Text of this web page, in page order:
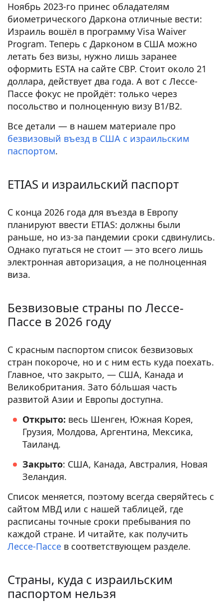
Ноябрь 2023-го принес обладателям
биометрического Даркона отличные вести:
Израиль вошёл в программу Visa Waiver
Program. Теперь с Дарконом в США можно
летать без визы, нужно лишь заранее
оформить ESTA на сайте CBP. Стоит около 21
доллара, действует два года. А вот с Лессе-
Пассе фокус не пройдёт: только через
посольство и полноценную визу B1/B2.
Все детали — в нашем материале про
безвизовый въезд в США с израильским
паспортом.
ETIAS и израильский паспорт
С конца 2026 года для въезда в Европу
планируют ввести ETIAS: должны были
раньше, но из-за пандемии сроки сдвинулись.
Однако пугаться не стоит — это всего лишь
электронная авторизация, а не полноценная
виза.
Безвизовые страны по Лессе-
Пассе в 2026 году
С красным паспортом список безвизовых
стран покороче, но и с ним есть куда поехать.
Главное, что закрыто, — США, Канада и
Великобритания. Зато бóльшая часть
развитой Азии и Европы доступна.
Открыто: весь Шенген, Южная Корея,
Грузия, Молдова, Аргентина, Мексика,
Таиланд.
Закрыто: США, Канада, Австралия, Новая
Зеландия.
Список меняется, поэтому всегда сверяйтесь с
сайтом МВД или с нашей таблицей, где
расписаны точные сроки пребывания по
каждой стране. И читайте, как получить
Лессе-Пассе в соответствующем разделе.
Страны, куда с израильским
паспортом нельзя